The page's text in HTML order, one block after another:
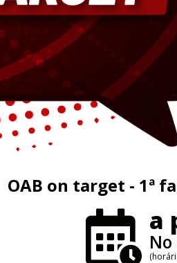
OAB on target - 1ª
a